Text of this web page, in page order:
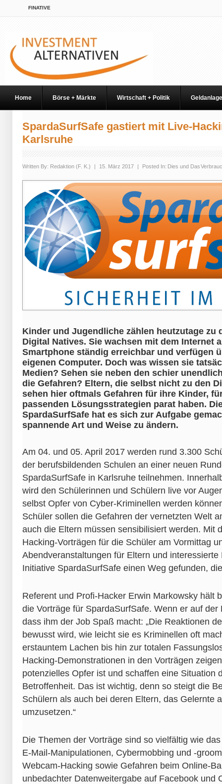
FINATIVE
Home Börse + Märkte Wirtschaft + Politik Geldanlage
SpardaSurfSafe gastiert mit Live-
Karlsruhe
Written By: Redaktion (F. K.) | 15. März 2017 | Posted In: Dies und Das
Kinder und Jugendliche zählen heutzutage zu
Digital Natives. Sie wachsen mit dem Internet
Smartphone ständig erreichbar und verfügen
eigenen Computer. Doch was wissen sie
Medien? Sehen sie neben den schier
die Gefahren? Eltern, die selbst nicht zu den
sehen hier oftmals Gefahren für ihre Kinder,
passenden Lösungsstrategien parat haben.
SpardaSurfSafe hat es sich zur Aufgabe
spannende Art und Weise zu ändern.
Am 04. und 05. April 2017 werden rund 3.300
der berufsbildenden Schulen an einer neuen
SpardaSurfSafe in Karlsruhe teilnehmen.
wird den Schülerinnen und Schülern live vor
selbst Opfer von Cyber-Kriminellen werden
Schüler sollen die Gefahren der vernetzten Welt
auch die Eltern müssen sensibilisiert werden. Mit
Hacking-Vorträgen für die Schüler am Vormittag
Abendveranstaltungen für Eltern und
Initiative SpardaSurfSafe einen Weg gefunden,
Referent und Profi-Hacker Erwin Markowsky hält
die Vorträge für SpardaSurfSafe. Wenn er auf
dass ihm der Job Spaß macht: „Die Reaktionen
bewusst wird, wie leicht sie es Kriminellen oft
erstauntem Lachen bis hin zur totalen
Hacking-Demonstrationen in den Vorträgen
potenzielles Opfer ist und schaffen eine Situation
Betroffenheit. Das ist wichtig, denn so steigt die
Schülern als auch bei deren Eltern, das Gelernte
umzusetzen.“
Die Themen der Vorträge sind so vielfältig wie
E-Mail-Manipulationen, Cybermobbing und -
Webcam-Hacking sowie Gefahren beim Online-
unbedachter Datenweitergabe auf Facebook und